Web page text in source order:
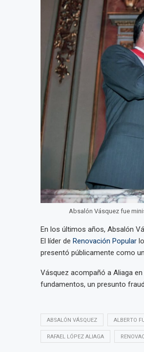
Absalón Vásquez fue
En los últimos años, Absalón
El líder de Renovación Popularlo
presentó públicamente como
Vásquez acompañó a Aliaga
fundamentos, un presunto
ABSALÓN VÁSQUEZ ALBERTO
RAFAEL LÓPEZ ALIAGA